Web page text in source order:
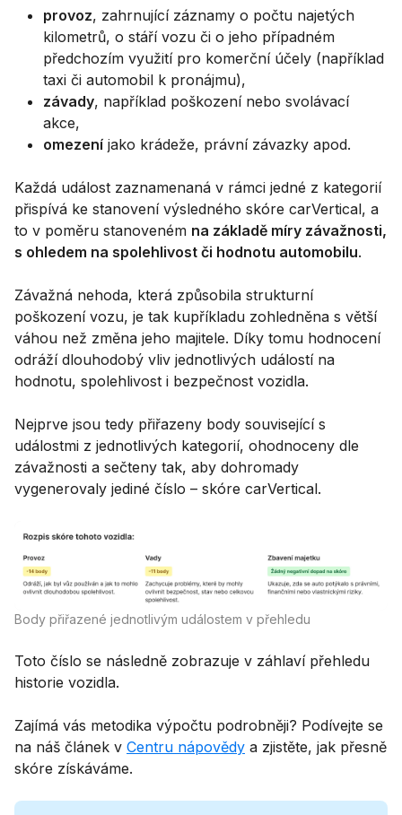
provoz, zahrnující záznamy o počtu najetých
kilometrů, o stáří vozu či o jeho případném
předchozím využití pro komerční účely (například
taxi či automobil k pronájmu),
závady, například poškození nebo svolávací
akce,
omezení jako krádeže, právní závazky apod.
Každá událost zaznamenaná v rámci jedné z kategorií
přispívá ke stanovení výsledného skóre carVertical, a
to v poměru stanoveném na základě míry závažnosti,
s ohledem na spolehlivost či hodnotu automobilu.
Závažná nehoda, která způsobila strukturní
poškození vozu, je tak kupříkladu zohledněna s větší
váhou než změna jeho majitele. Díky tomu hodnocení
odráží dlouhodobý vliv jednotlivých událostí na
hodnotu, spolehlivost i bezpečnost vozidla.
Nejprve jsou tedy přiřazeny body související s
událostmi z jednotlivých kategorií, ohodnoceny dle
závažnosti a sečteny tak, aby dohromady
vygenerovaly jediné číslo – skóre carVertical.
Body přiřazené jednotlivým událostem v přehledu
Toto číslo se následně zobrazuje v záhlaví přehledu
historie vozidla.
Zajímá vás metodika výpočtu podrobněji? Podívejte se
na náš článek v Centru nápovědy a zjistěte, jak přesně
skóre získáváme.